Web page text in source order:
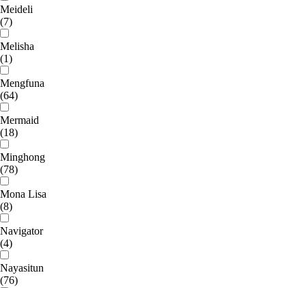
Meideli
(7)
Melisha
(1)
Mengfuna
(64)
Mermaid
(18)
Minghong
(78)
Mona Lisa
(8)
Navigator
(4)
Nayasitun
(76)